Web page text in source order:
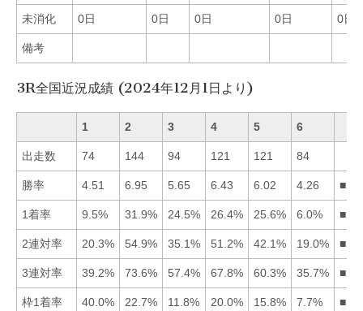
未消化 0日 0日 0日 0日 0日
備考
3R全国近況成績 (2024年12月1日より)
1 2 3 4 5 6
出走数 74 144 94 121 121 84
勝率 4.51 6.95 5.65 6.43 6.02 4.26
1着率 9.5% 31.9% 24.5% 26.4% 25.6% 6.0%
2連対率 20.3% 54.9% 35.1% 51.2% 42.1% 19.0%
3連対率 39.2% 73.6% 57.4% 67.8% 60.3% 35.7%
枠1着率 40.0% 22.7% 11.8% 20.0% 15.8% 7.7%